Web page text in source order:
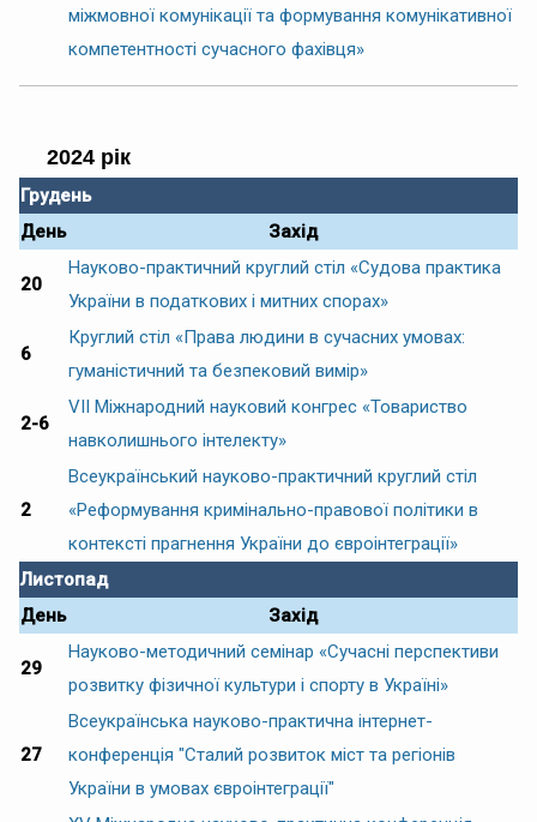
міжмовної комунікації та формування комунікативної
компетентності сучасного фахівця»
2024 рік
Грудень
День
Захід
20
Науково-практичний круглий стіл «Судова практика
України в податкових і митних спорах»
6
Круглий стіл «Права людини в сучасних умовах:
гуманістичний та безпековий вимір»
2-6
VII Міжнародний науковий конгрес «Товариство
навколишнього інтелекту»
2
Всеукраїнський науково-практичний круглий стіл
«Реформування кримінально-правової політики в
контексті прагнення України до євроінтеграції»
Листопад
День
Захід
29
Науково-методичний семінар «Сучасні перспективи
розвитку фізичної культури і спорту в Україні»
27
Всеукраїнська науково-практична інтернет-
конференція "Сталий розвиток міст та регіонів
України в умовах євроінтеграції"